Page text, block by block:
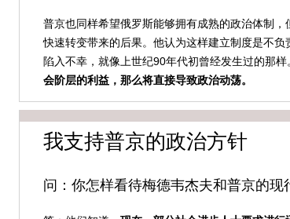
普京也同样希望俄罗斯能够拥有成熟的政治体制
快速转变带来的后果。他认为这样建立制度是不
陷入不幸，就像上世纪90年代初曾经发生过的那样
会阶层的利益，那么将直接导致政治动荡。
我支持普京的政治方针
问：你怎样看待梅德韦杰夫和普京的现